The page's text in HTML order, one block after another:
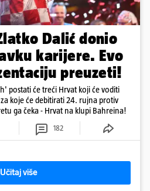
Dalić donio
karijere. Evo
preuzeti!
postati će treći Hrvat koji će voditi
koje će debitirati 24. rujna protiv
ga čeka - Hrvat na klupi Bahreina!
182
Učitaj više